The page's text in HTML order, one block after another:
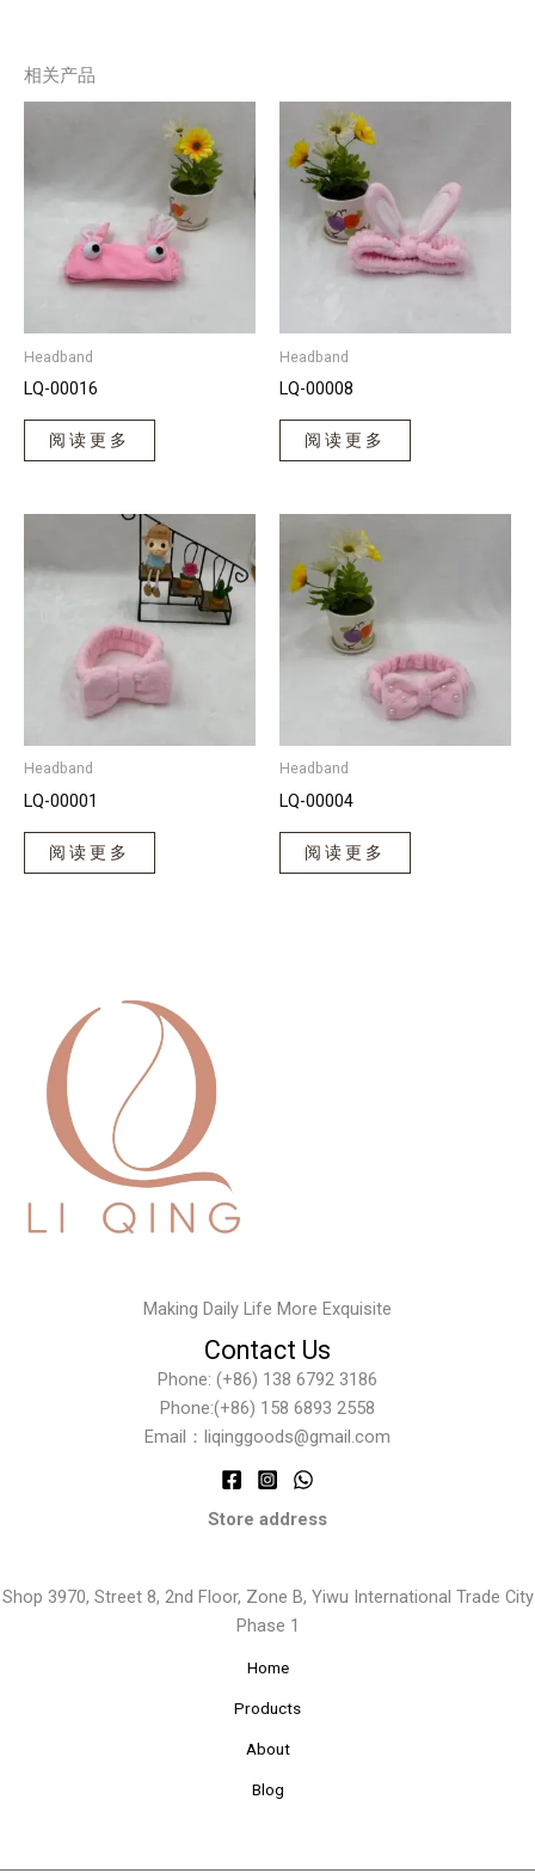
相关产品
Headband
LQ-00016
阅读更多
Headband
LQ-00008
阅读更多
Headband
LQ-00001
阅读更多
Headband
LQ-00004
阅读更多
Making Daily Life More Exquisite
Contact Us
Phone: (+86) 138 6792 3186
Phone:(+86) 158 6893 2558
Email：liqinggoods@gmail.com
Store address
Shop 3970, Street 8, 2nd Floor, Zone B, Yiwu International Trade City
Phase 1
Home
Products
About
Blog